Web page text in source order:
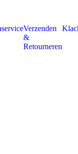
Verzenden
&
Retourneren